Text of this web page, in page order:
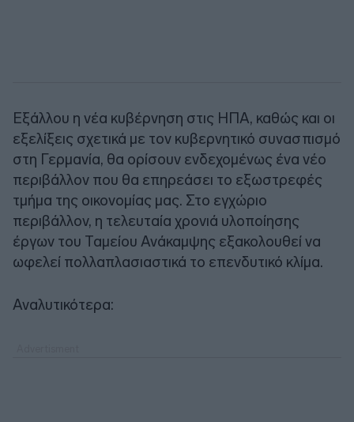
Εξάλλου η νέα κυβέρνηση στις ΗΠΑ, καθώς και οι
εξελίξεις σχετικά με τον κυβερνητικό συνασπισμό
στη Γερμανία, θα ορίσουν ενδεχομένως ένα νέο
περιβάλλον που θα επηρεάσει το εξωστρεφές
τμήμα της οικονομίας μας. Στο εγχώριο
περιβάλλον, η τελευταία χρονιά υλοποίησης
έργων του Ταμείου Ανάκαμψης εξακολουθεί να
ωφελεί πολλαπλασιαστικά το επενδυτικό κλίμα.
Αναλυτικότερα: